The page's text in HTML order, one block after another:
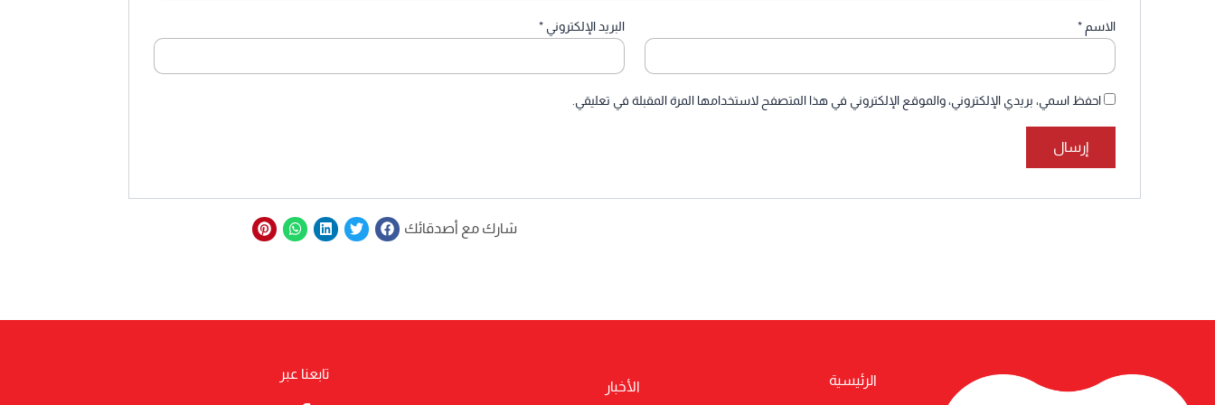
الاسم * البريد الإلكتروني *
احفظ اسمي، بريدي الإلكتروني، والموقع الإلكتروني في هذا المتصفح لاستخدامها المرة المقبلة في تعليقي.
شارك مع أصدقائك
الرئيسية
الأخبار
تابعنا عبر